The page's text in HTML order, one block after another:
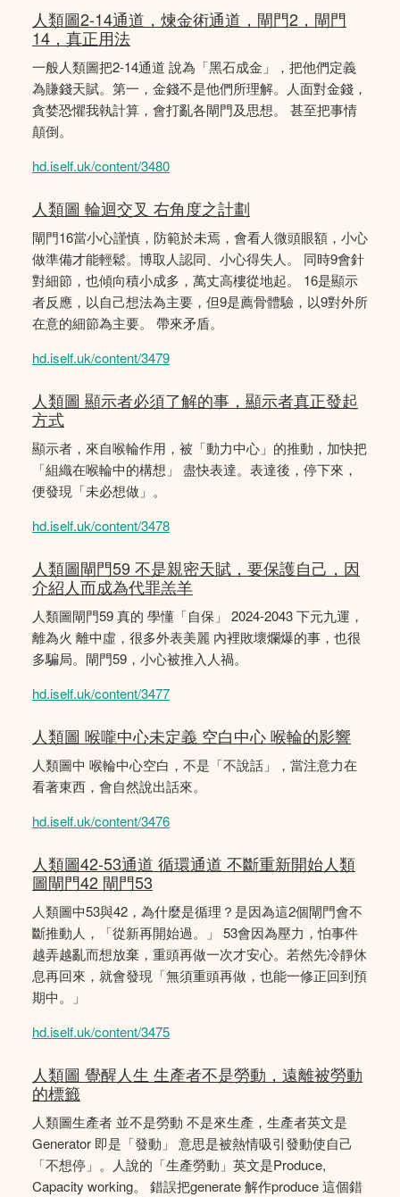
人類圖2-14通道，煉金術通道，閘門2，閘門
14，真正用法
一般人類圖把2-14通道 說為「黑石成金」，把他們定義
為賺錢天賦。第一，金錢不是他們所理解。人面對金錢，
貪婪恐懼我執計算，會打亂各閘門及思想。 甚至把事情
顛倒。
hd.iself.uk/content/3480
人類圖 輪迴交叉 右角度之計劃
閘門16當小心謹慎，防範於未焉，會看人微頭眼額，小心
做準備才能輕鬆。博取人認同、小心得失人。 同時9會針
對細節，也傾向積小成多，萬丈高樓從地起。 16是顯示
者反應，以自己想法為主要，但9是薦骨體驗，以9對外所
在意的細節為主要。 帶來矛盾。
hd.iself.uk/content/3479
人類圖 顯示者必須了解的事，顯示者真正發起
方式
顯示者，來自喉輪作用，被「動力中心」的推動，加快把
「組織在喉輪中的構想」 盡快表達。表達後，停下來，
便發現「未必想做」。
hd.iself.uk/content/3478
人類圖閘門59 不是親密天賦，要保護自己，因
介紹人而成為代罪羔羊
人類圖閘門59 真的 學懂「自保」 2024-2043 下元九運，
離為火 離中虛，很多外表美麗 內裡敗壞爛爆的事，也很
多騙局。閘門59，小心被推入人禍。
hd.iself.uk/content/3477
人類圖 喉嚨中心未定義 空白中心 喉輪的影響
人類圖中 喉輪中心空白，不是「不說話」，當注意力在
看著東西，會自然說出話來。
hd.iself.uk/content/3476
人類圖42-53通道 循環通道 不斷重新開始人類
圖閘門42 閘門53
人類圖中53與42，為什麼是循理？是因為這2個閘門會不
斷推動人，「從新再開始過。」 53會因為壓力，怕事件
越弄越亂而想放棄，重頭再做一次才安心。若然先冷靜休
息再回來，就會發現「無須重頭再做，也能一修正回到預
期中。」
hd.iself.uk/content/3475
人類圖 覺醒人生 生產者不是勞動，遠離被勞動
的標籤
人類圖生產者 並不是勞動 不是來生產，生產者英文是
Generator 即是「發動」 意思是被熱情吸引發動使自己
「不想停」。人說的「生產勞動」英文是Produce,
Capacity working。 錯誤把generate 解作produce 這個錯